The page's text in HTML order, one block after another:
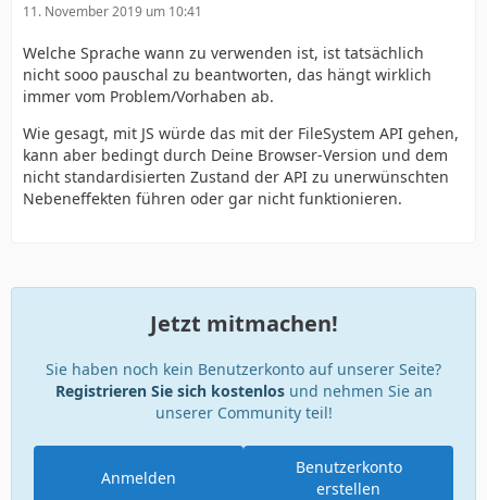
11. November 2019 um 10:41
Welche Sprache wann zu verwenden ist, ist tatsächlich
nicht sooo pauschal zu beantworten, das hängt wirklich
immer vom Problem/Vorhaben ab.
Wie gesagt, mit JS würde das mit der FileSystem API gehen,
kann aber bedingt durch Deine Browser-Version und dem
nicht standardisierten Zustand der API zu unerwünschten
Nebeneffekten führen oder gar nicht funktionieren.
Jetzt mitmachen!
Sie haben noch kein Benutzerkonto auf unserer Seite?
Registrieren Sie sich kostenlosund nehmen Sie an
unserer Community teil!
Benutzerkonto
erstellen
Anmelden